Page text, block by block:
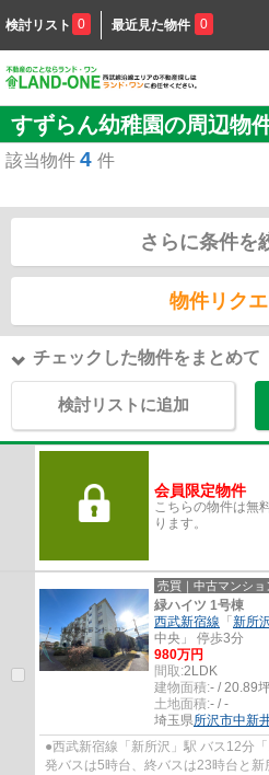
検討リスト 0 最近見た物件 0
すずらん幼稚園の周辺物
該当物件 4 件
さらに条件を
物件リク
チェックした物件をまとめて
検討リストに追加
会員限定物件
こちらの物件は無
ります。
売買｜中古マンショ
緑ハイツ 1号棟
西武新宿線 「 新所
中央」 停歩3分
980万円
間取:2LDK
建物面積:- / 20.89
土地面積:- / -
埼玉県所沢市中新
●西武新宿線「新所沢」駅 バス12分
発バスは5時台、終バスは23時台と